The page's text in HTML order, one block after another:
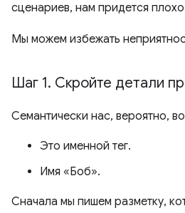
сценариев, нам придется
Мы можем избежать
Шаг 1. Скройте детали
Семантически нас, вероятно,
Это именной тег.
Имя «Боб».
Сначала мы пишем разметку,